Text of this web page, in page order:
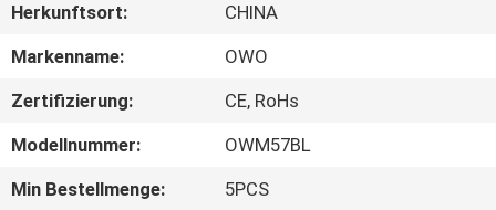
ÜBER
FABRIK
TOUR
Herkunftsort:
CHINA
Markenname:
OWO
Zertifizierung:
CE, RoHs
Modellnummer:
OWM57BL
Min Bestellmenge:
5PCS